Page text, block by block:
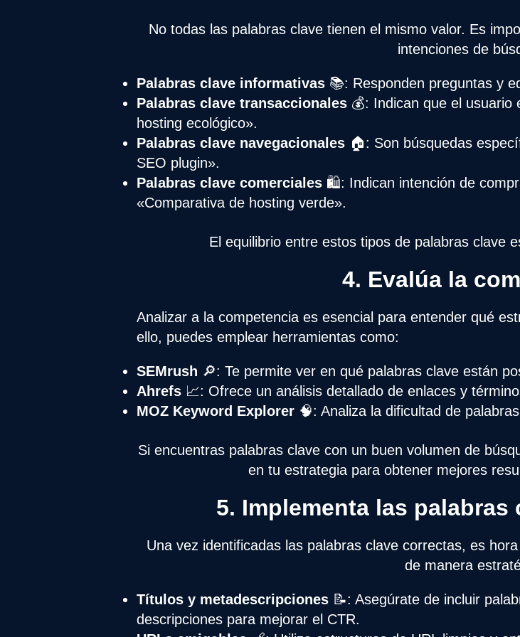
No todas las palabras clave tienen el mismo valor. Es
intenciones de
Palabras clave informativas 📚: Responden preguntas y
Palabras clave transaccionales 💰: Indican que el usuario
hosting ecológico».
Palabras clave navegacionales 🏠: Son búsquedas
SEO plugin».
Palabras clave comerciales 🛍️: Indican intención de
«Comparativa de hosting verde».
El equilibrio entre estos tipos de palabras clave
4. Evalúa la
Analizar a la competencia es esencial para entender qué
ello, puedes emplear herramientas como:
SEMrush 🔎: Te permite ver en qué palabras clave están
Ahrefs 📈: Ofrece un análisis detallado de enlaces y
MOZ Keyword Explorer 🧠: Analiza la dificultad de
Si encuentras palabras clave con un buen volumen de
en tu estrategia para obtener mejores
5. Implementa las
Una vez identificadas las palabras clave correctas, es
de manera
Títulos y metadescripciones 📝: Asegúrate de incluir
descripciones para mejorar el CTR.